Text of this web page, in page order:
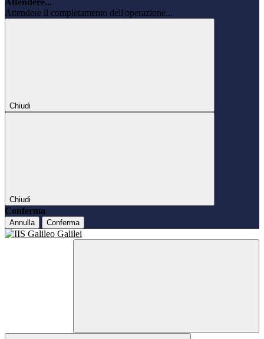
Attendere...
Attendere il completamento dell'operazione...
Chiudi
Chiudi
Conferma
Annulla Conferma